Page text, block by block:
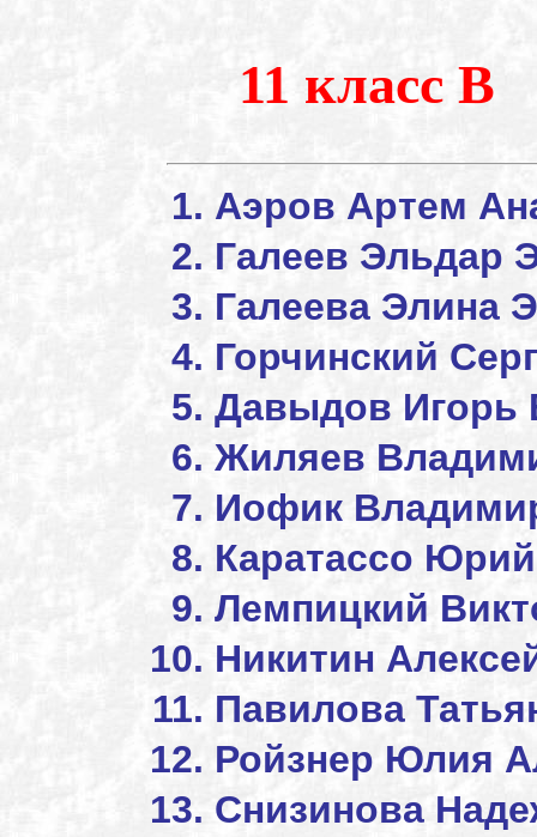
11 класс В
Аэров Артем
Галеев Эльдар
Галеева Элина
Горчинский
Давыдов Игорь
Жиляев
Иофик
Каратассо
Лемпицкий
Никитин
Павилова
Ройзнер Юлия
Снизинова